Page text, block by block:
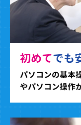
初めてでも
パソコンの基本
やパソコン操作